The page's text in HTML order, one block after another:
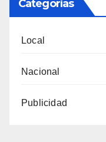
Categorías
Local
Nacional
Publicidad